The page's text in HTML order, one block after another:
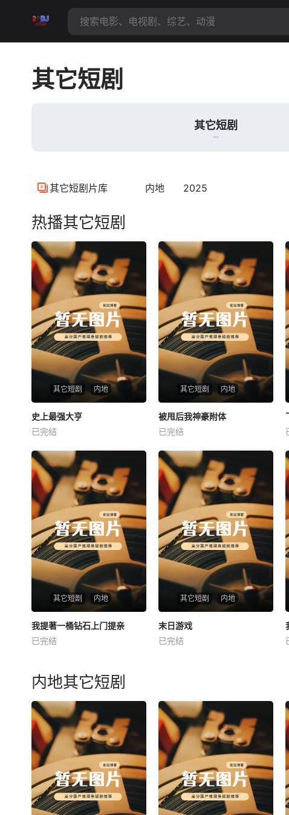
其它短剧
其它短剧
其它短剧片库 内地 2025
热播其它短剧
其它短剧 内地
史上最强大亨
未知
史上最强大亨
已完结
其它短剧 内地
被甩后我神豪附体
未知
被甩后我神豪附体
已完结
其它短剧 内地
我提著一桶钻石上门提亲
已完结
其它短剧 内地
末日游戏
末日游戏
已完结
内地其它短剧